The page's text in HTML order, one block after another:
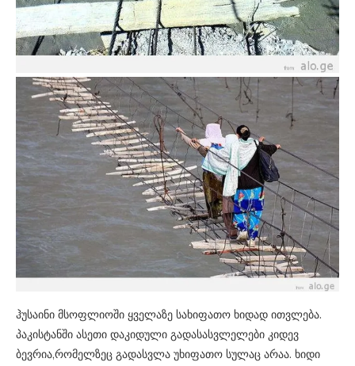
ჰუსაინი მსოფლიოში ყველაზე სახიფათო ხიდად ითვლება.
პაკისტანში ასეთი დაკიდული გადასასვლელები კიდევ
ბევრია,რომელზეც გადასვლა უხიფათო სულაც არაა. ხიდი